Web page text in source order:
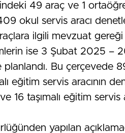
49 araç ve 1
okul servis aracı
ilgili mevzuat gereği
ise 3 Şubat 2025 –
planlandı. Bu çerçevede
eğitim servis aracının
16 taşımalı eğitim servis
yapılan